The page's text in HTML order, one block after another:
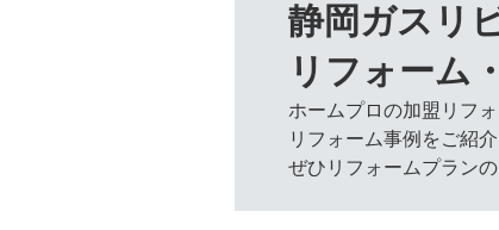
静岡ガスリ
リフォーム
ホームプロの加盟リフ
リフォーム事例をご紹介
ぜひリフォームプラン